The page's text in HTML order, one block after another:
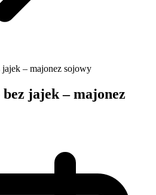
– majonez sojowy
jajek – majonez